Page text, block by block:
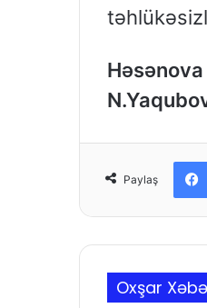
Paylaş
Oxşar